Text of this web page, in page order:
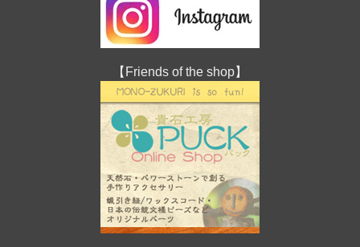
【Friends of the shop】